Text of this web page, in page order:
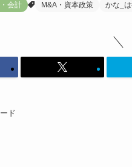
会計 M&A・資本政策 かな_
ド